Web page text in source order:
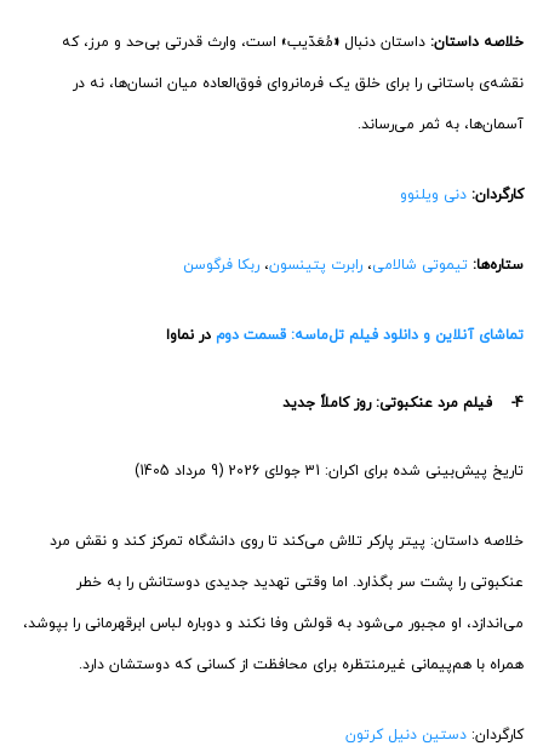
خلاصه داستان: داستان دنبال «مُعَدّیب» است، وارث قدرتی بی‌حد و مرز، که
نقشه‌ی باستانی را برای خلق یک فرمانروای فوق‌العاده میان انسان‌ها، نه در
آسمان‌ها، به ثمر می‌رساند.
کارگردان: دنی ویلنوو
ستاره‌ها: تیموتی شالامی، رابرت پتینسون، ربکا فرگوسن
تماشای آنلاین و دانلود فیلم تل‌ماسه: قسمت دوم در نماوا
4- فیلم مرد عنکبوتی: روز کاملاً جدید
تاریخ پیش‌بینی شده برای اکران: 31 جولای 2026 (9 مرداد 1405)
خلاصه داستان: پیتر پارکر تلاش می‌کند تا روی دانشگاه تمرکز کند و نقش مرد
عنکبوتی را پشت سر بگذارد. اما وقتی تهدید جدیدی دوستانش را به خطر
می‌اندازد، او مجبور می‌شود به قولش وفا نکند و دوباره لباس ابرقهرمانی را بپوشد،
همراه با هم‌پیمانی غیرمنتظره برای محافظت از کسانی که دوستشان دارد.
کارگردان: دستین دنیل کرتون